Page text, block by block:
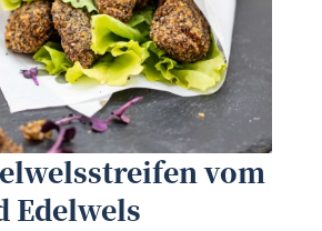
vom
Edelwels